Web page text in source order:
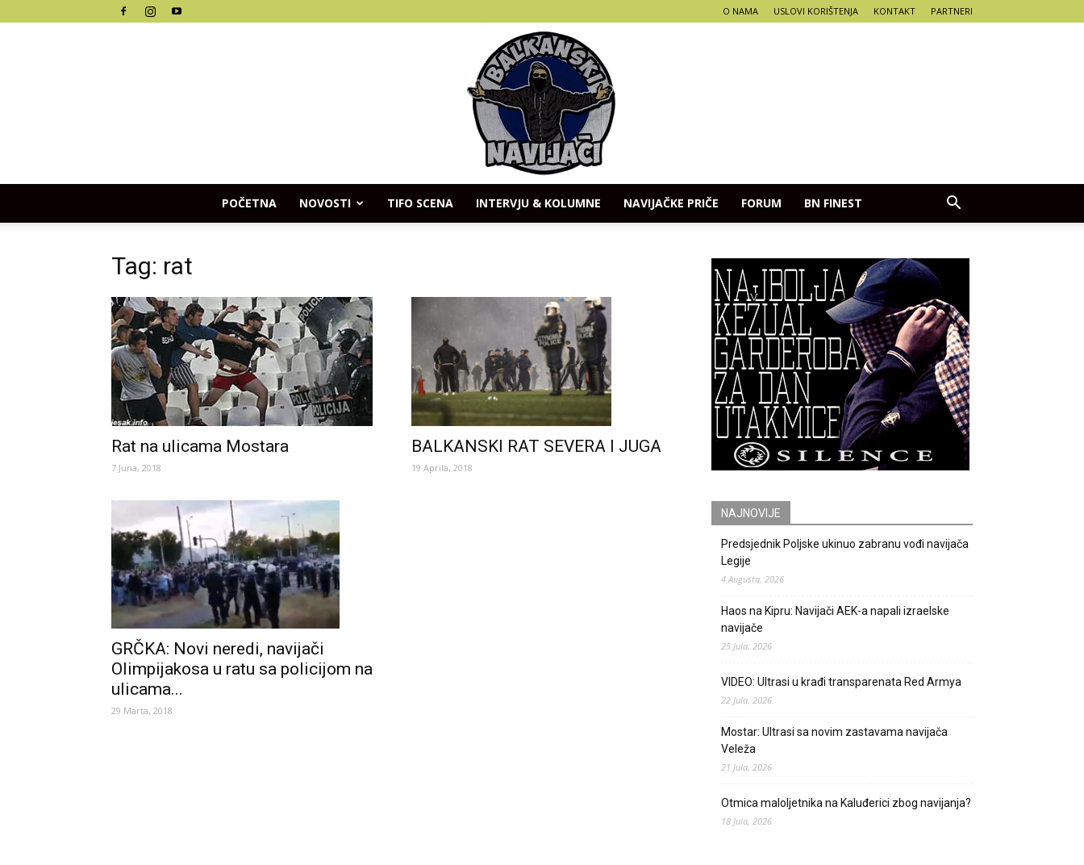
O NAMA USLOVI KORIŠTENJA KONTAKT PARTNERI
Navijaci
POČETNA NOVOSTI TIFO SCENA INTERVJU & KOLUMNE NAVIJAČKE PRIČE FORUM BN FINEST
Tag: rat
Rat na ulicama Mostara
7 Juna, 2018
BALKANSKI RAT SEVERA I JUGA
19 Aprila, 2018
GRČKA: Novi neredi, navijači
Olimpijakosa u ratu sa policijom na
ulicama...
29 Marta, 2018
NAJNOVIJE
Predsjednik Poljske ukinuo zabranu vođi navijača
Legije
4 Augusta, 2026
Haos na Kipru: Navijači AEK-a napali izraelske
navijače
25 Jula, 2026
VIDEO: Ultrasi u krađi transparenata Red Armya
22 Jula, 2026
Mostar: Ultrasi sa novim zastavama navijača
Veleža
21 Jula, 2026
Otmica maloljetnika na Kaluđerici zbog navijanja?
18 Jula, 2026